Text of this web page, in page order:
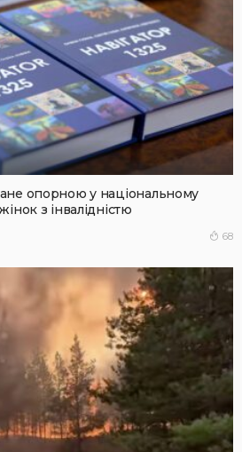
опорною у національному
з інвалідністю
68